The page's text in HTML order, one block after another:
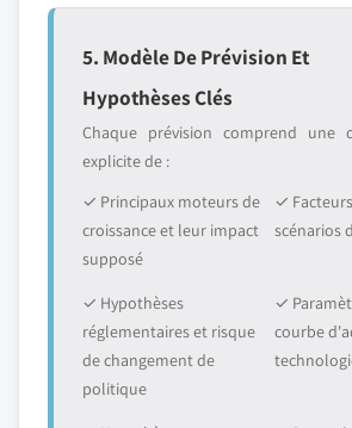
5. Modèle De Prévision Et
Hypothèses Clés
Chaque prévision comprend une
explicite de :
✓ Principaux moteurs de
croissance et leur impact
supposé
✓
scénarios
✓ Hypothèses
réglementaires et risque
de changement de
politique
✓
courbe